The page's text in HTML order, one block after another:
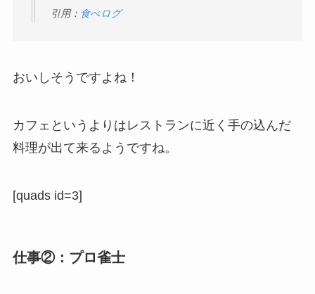
引用： 食べログ
おいしそうですよね！
カフェというよりはレストランに近く手の込んだ
料理が出て来るようですね。
[quads id=3]
仕事②：プロ雀士